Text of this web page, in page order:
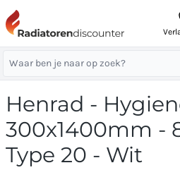
Henrad -
300x1400mm -
Type 20 - Wit